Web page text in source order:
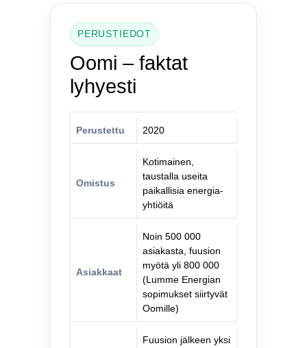
PERUSTIEDOT
Oomi – faktat
lyhyesti
Perustettu 2020
Omistus
Kotimainen,
taustalla useita
paikallisia energia-
yhtiöitä
Asiakkaat
Noin 500 000
asiakasta, fuusion
myötä yli 800 000
(Lumme Energian
sopimukset siirtyvät
Oomille)
Fuusion jälkeen yksi